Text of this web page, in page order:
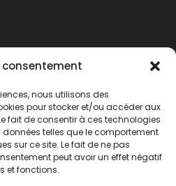
consentement
nous utilisons des
pour stocker et/ou accéder aux
fait de consentir à ces technologies
telles que le comportement
sur ce site. Le fait de ne pas
peut avoir un effet négatif
et fonctions.
de voyages